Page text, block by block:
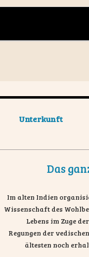
Unterkunft
Das
Im alten Indien
Wissenschaft des
Lebens im Zuge
Regungen der
ältesten noch